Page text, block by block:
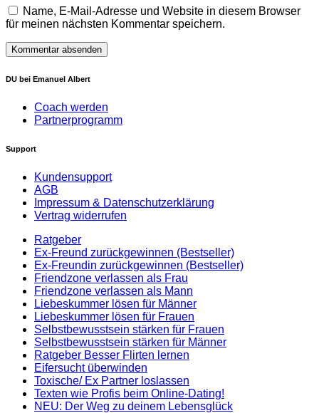
Name, E-Mail-Adresse und Website in diesem Browser
für meinen nächsten Kommentar speichern.
DU bei Emanuel Albert
Coach werden
Partnerprogramm
Support
Kundensupport
AGB
Impressum & Datenschutzerklärung
Vertrag widerrufen
Ratgeber
Ex-Freund zurückgewinnen (Bestseller)
Ex-Freundin zurückgewinnen (Bestseller)
Friendzone verlassen als Frau
Friendzone verlassen als Mann
Liebeskummer lösen für Männer
Liebeskummer lösen für Frauen
Selbstbewusstsein stärken für Frauen
Selbstbewusstsein stärken für Männer
Ratgeber Besser Flirten lernen
Eifersucht überwinden
Toxische/ Ex Partner loslassen
Texten wie Profis beim Online-Dating!
NEU: Der Weg zu deinem Lebensglück